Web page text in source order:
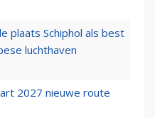
plaats Schiphol als best
luchthaven
2027 nieuwe route